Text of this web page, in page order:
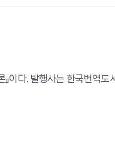
』이다. 발행사는 한국번역